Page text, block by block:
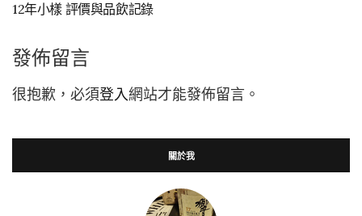
12年小樣 評價與品飲記錄
發佈留言
很抱歉，必須登入網站才能發佈留言。
關於我